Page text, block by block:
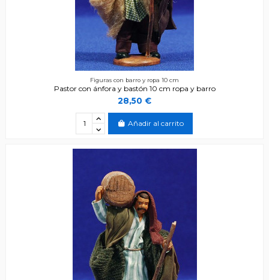
Figuras con barro y ropa 10 cm
Pastor con ánfora y bastón 10 cm ropa y barro
28,50 €
Añadir al carrito